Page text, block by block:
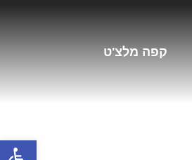
קפה מלצ'ט